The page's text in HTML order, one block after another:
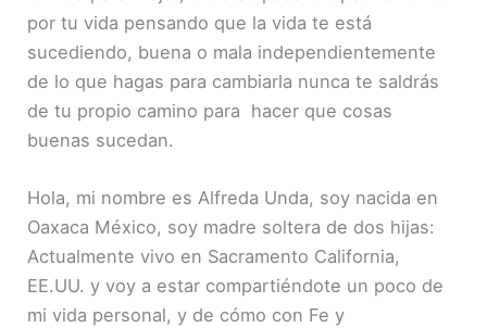
por tu vida pensando que la vida te está
sucediendo, buena o mala independientemente
de lo que hagas para cambiarla nunca te saldrás
de tu propio camino para hacer que cosas
buenas sucedan.
Hola, mi nombre es Alfreda Unda, soy nacida en
Oaxaca México, soy madre soltera de dos hijas:
Actualmente vivo en Sacramento California,
EE.UU. y voy a estar compartiéndote un poco de
mi vida personal, y de cómo con Fe y